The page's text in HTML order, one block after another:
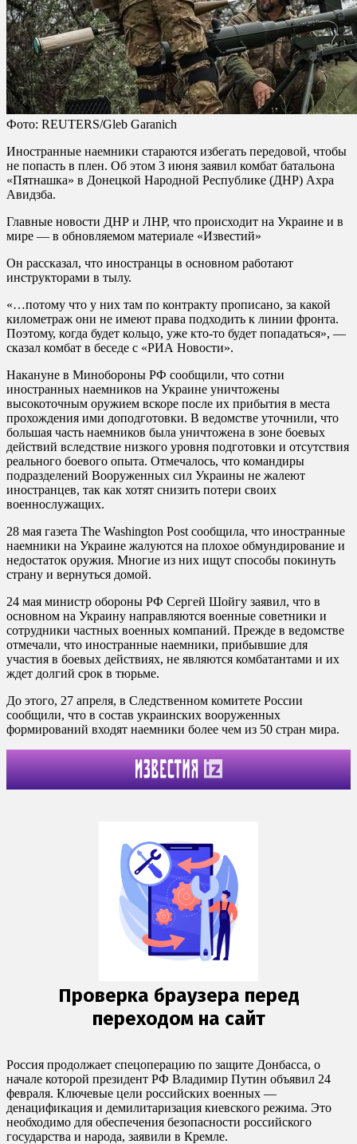
Фото: REUTERS/Gleb Garanich
Иностранные наемники стараются избегать передовой, чтобы
не попасть в плен. Об этом 3 июня заявил комбат батальона
«Пятнашка» в Донецкой Народной Республике (ДНР) Ахра
Авидзба.
Главные новости ДНР и ЛНР, что происходит на Украине и в
мире — в обновляемом материале «Известий»
Он рассказал, что иностранцы в основном работают
инструкторами в тылу.
«…потому что у них там по контракту прописано, за какой
километраж они не имеют права подходить к линии фронта.
Поэтому, когда будет кольцо, уже кто-то будет попадаться», —
сказал комбат в беседе с «РИА Новости».
Накануне в Минобороны РФ сообщили, что сотни
иностранных наемников на Украине уничтожены
высокоточным оружием вскоре после их прибытия в места
прохождения ими доподготовки. В ведомстве уточнили, что
большая часть наемников была уничтожена в зоне боевых
действий вследствие низкого уровня подготовки и отсутствия
реального боевого опыта. Отмечалось, что командиры
подразделений Вооруженных сил Украины не жалеют
иностранцев, так как хотят снизить потери своих
военнослужащих.
28 мая газета The Washington Post сообщила, что иностранные
наемники на Украине жалуются на плохое обмундирование и
недостаток оружия. Многие из них ищут способы покинуть
страну и вернуться домой.
24 мая министр обороны РФ Сергей Шойгу заявил, что в
основном на Украину направляются военные советники и
сотрудники частных военных компаний. Прежде в ведомстве
отмечали, что иностранные наемники, прибывшие для
участия в боевых действиях, не являются комбатантами и их
ждет долгий срок в тюрьме.
До этого, 27 апреля, в Следственном комитете России
сообщили, что в состав украинских вооруженных
формирований входят наемники более чем из 50 стран мира.
Россия продолжает спецоперацию по защите Донбасса, о
начале которой президент РФ Владимир Путин объявил 24
февраля. Ключевые цели российских военных —
денацификация и демилитаризация киевского режима. Это
необходимо для обеспечения безопасности российского
государства и народа, заявили в Кремле.